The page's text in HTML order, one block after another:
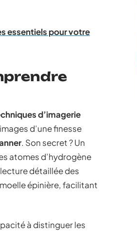
essentiels pour votre
d’imagerie
d’une finesse
. Son secret ? Un
atomes d’hydrogène
détaillée des
épinière, facilitant
à distinguer les